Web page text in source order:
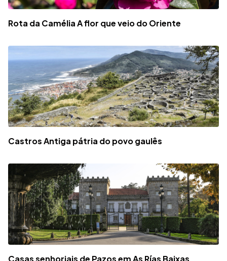
Rota da Camélia A flor que veio do Oriente
Castros Antiga pátria do povo gaulês
Casas senhoriais de Pazos em As Rías Baixas